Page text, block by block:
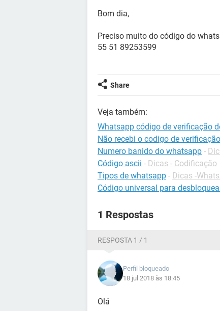
Bom dia,
Preciso muito do código do
55 51 89253599
Share
Veja também:
Whatsapp código de verificação
Não recebi o codigo de
Numero banido do whatsapp -
Código ascii - Dicas - Codificação
Tipos de whatsapp - Dicas -
Código universal para
1 Respostas
RESPOSTA 1 / 1
Perfil bloqueado
18 jul 2018 às 18:45
Olá